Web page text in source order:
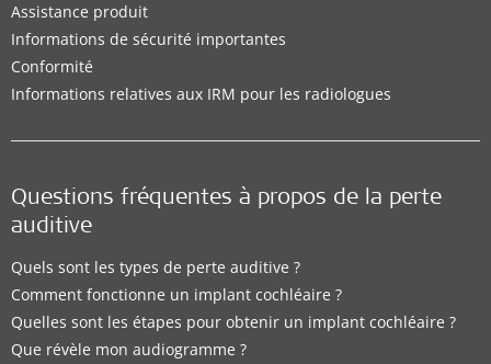
Assistance produit
Informations de sécurité importantes
Conformité
Informations relatives aux IRM pour les radiologues
Questions fréquentes à propos de la perte
auditive
Quels sont les types de perte auditive ?
Comment fonctionne un implant cochléaire ?
Quelles sont les étapes pour obtenir un implant cochléaire ?
Que révèle mon audiogramme ?